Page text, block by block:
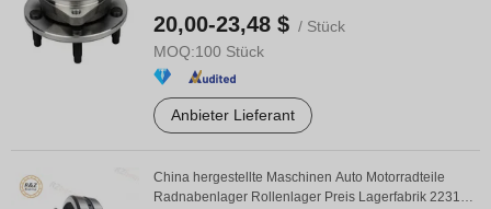
20,00-23,48 $ / Stück
MOQ:100 Stück
Anbieter Lieferant
China hergestellte Maschinen Auto Motorradteile
Radnabenlager Rollenlager Preis Lagerfabrik 22312